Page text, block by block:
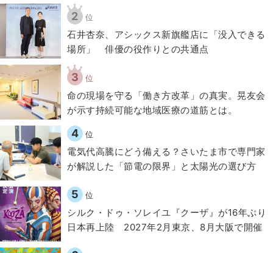
2 位
石井杏奈、アシックス新旗艦店に「没入できる
場所」 俳優の役作りとの共通点
3 位
​命の現場を守る「働き方改革」の真実。晃友会
が示す持続可能な地域医療の道筋とは。
4 位
電気代高騰にどう備える？さいたま市で専門家
が解説した「節電の限界」と太陽光の選び方
5 位
シルク・ドゥ・ソレイユ『クーザ』が16年ぶり
日本再上陸 2027年2月東京、8月大阪で開催